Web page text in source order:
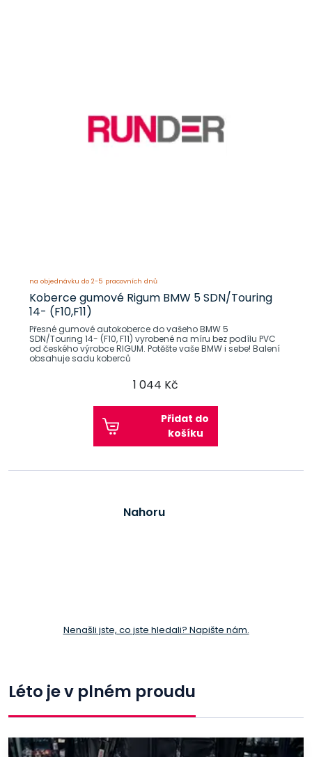
na objednávku do 2-5 pracovních dnů
Koberce gumové Rigum BMW 5 SDN/Touring
14- (F10,F11)
Přesné gumové autokoberce do vašeho BMW 5
SDN/Touring 14- (F10, F11) vyrobené na míru bez podílu PVC
od českého výrobce RIGUM. Potěšte vaše BMW i sebe! Balení
obsahuje sadu koberců
1 044 Kč
Přidat do
košíku
Nahoru
Nenašli jste, co jste hledali? Napište nám.
Léto je v plném proudu